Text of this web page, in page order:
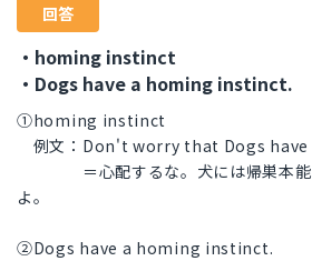
回答
・homing instinct
・Dogs have a homing instinct.
①homing instinct
例文：Don't worry that Dogs
＝心配するな。犬には帰巣本能
よ。
②Dogs have a homing instinct.